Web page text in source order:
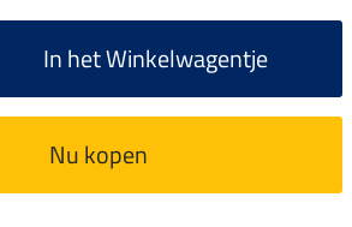
In het Winkelwagentje
Nu kopen